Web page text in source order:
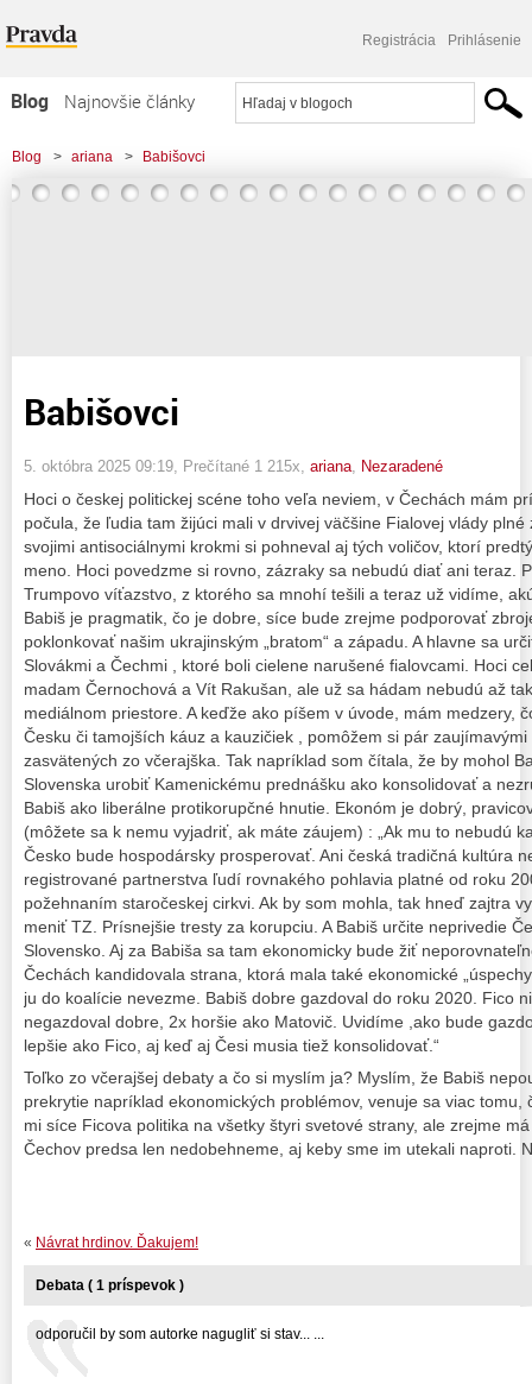
Registrácia Prihlásenie
Blog
Najnovšie články
Najčítanejšie články
Najkomentovanejšie články
Blog > ariana > Babišovci
Babišovci
5. októbra 2025 09:19 , Prečítané 1 215x, ariana Nezaradené
Hoci o českej politickej scéne toho veľa neviem, v Čechách mám
počula, že ľudia tam žijúci mali v drvivej väčšine Fialovej vlády
svojimi antisociálnymi krokmi si pohneval aj tých voličov, ktorí
meno. Hoci povedzme si rovno, zázraky sa nebudú diať ani teraz.
Trumpovo víťazstvo, z ktorého sa mnohí tešili a teraz už vidíme,
Babiš je pragmatik, čo je dobre, síce bude zrejme podporovať
poklonkovať našim ukrajinským „bratom“ a západu. A hlavne sa
Slovákmi a Čechmi , ktoré boli cielene narušené fialovcami. Hoci
madam Černochová a Vít Rakušan, ale už sa hádam nebudú až
mediálnom priestore. A keďže ako píšem v úvode, mám medzery,
Česku či tamojších káuz a kauzičiek , pomôžem si pár
zasvätených zo včerajška. Tak napríklad som čítala, že by mohol
Slovenska urobiť Kamenickému prednášku ako konsolidovať a
Babiš ako liberálne protikorupčné hnutie. Ekonóm je dobrý,
(môžete sa k nemu vyjadriť, ak máte záujem) : „Ak mu to nebudú
Česko bude hospodársky prosperovať. Ani česká tradičná kultúra
registrované partnerstva ľudí rovnakého pohlavia platné od roku
požehnaním staročeskej cirkvi. Ak by som mohla, tak hneď zajtra
meniť TZ. Prísnejšie tresty za korupciu. A Babiš určite neprivedie
Slovensko. Aj za Babiša sa tam ekonomicky bude žiť
Čechách kandidovala strana, ktorá mala také ekonomické
ju do koalície nevezme. Babiš dobre gazdoval do roku 2020. Fico
negazdoval dobre, 2x horšie ako Matovič. Uvidíme ,ako bude
lepšie ako Fico, aj keď aj Česi musia tiež konsolidovať.“
Toľko zo včerajšej debaty a čo si myslím ja? Myslím, že Babiš
prekrytie napríklad ekonomických problémov, venuje sa viac
mi síce Ficova politika na všetky štyri svetové strany, ale zrejme
Čechov predsa len nedobehneme, aj keby sme im utekali naproti.
« Návrat hrdinov. Ďakujem!
Debata ( 1 príspevok )
odporučil by som autorke nagugliť si stav... ...